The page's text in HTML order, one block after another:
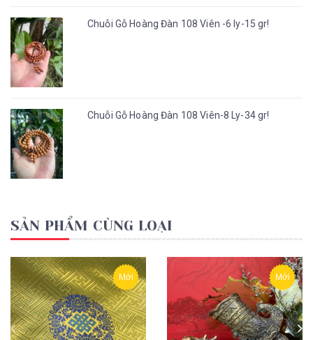
Chuỗi Gỗ Hoàng Đàn 108 Viên -6 ly-15 gr!
Chuỗi Gỗ Hoàng Đàn 108 Viên-8 Ly-34 gr!
SẢN PHẨM CÙNG LOẠI
Mới Mới